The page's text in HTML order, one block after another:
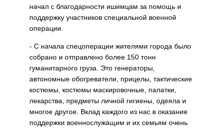
начал с благодарности ишимцам за помощь и
поддержку участников специальной военной
операции.
- С начала спецоперации жителями города было
собрано и отправлено более 150 тонн
гуманитарного груза. Это генераторы,
автономные обогреватели, прицелы, тактические
костюмы, костюмы маскировочные, палатки,
лекарства, предметы личной гигиены, одеяла и
многое другое. Вклад каждого из нас в оказание
поддержки военнослужащим и их семьям очень